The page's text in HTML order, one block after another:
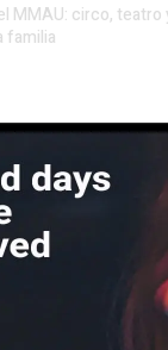
MMAU: circo, teatro
familia